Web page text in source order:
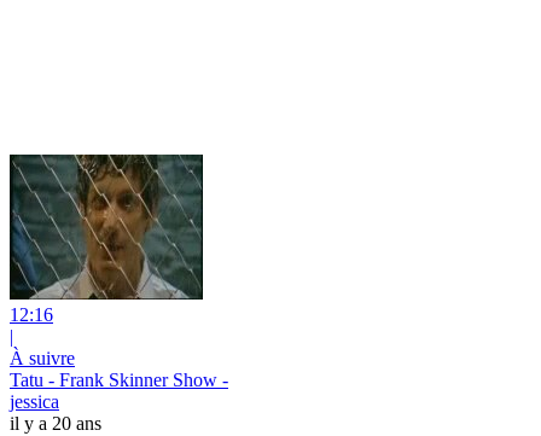
12:16
|
À suivre
Tatu - Frank Skinner Show -
jessica
il y a 20 ans